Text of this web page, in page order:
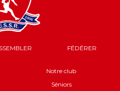
FÉDÉRER
Notre club
Séniors